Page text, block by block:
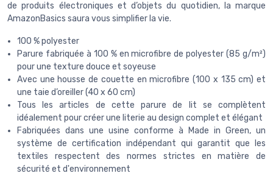
de produits électroniques et d’objets du quotidien, la marque
AmazonBasics saura vous simplifier la vie.
100 % polyester
Parure fabriquée à 100 % en microfibre de polyester (85 g/m²)
pour une texture douce et soyeuse
Avec une housse de couette en microfibre (100 x 135 cm) et
une taie d’oreiller (40 x 60 cm)
Tous les articles de cette parure de lit se complètent
idéalement pour créer une literie au design complet et élégant
Fabriquées dans une usine conforme à Made in Green, un
système de certification indépendant qui garantit que les
textiles respectent des normes strictes en matière de
sécurité et d'environnement